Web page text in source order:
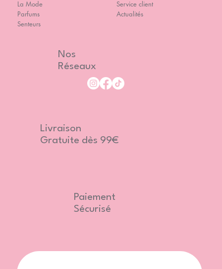
La Mode
Parfums
Senteurs
Service client
Actualités
Nos
Réseaux
Livraison
Gratuite dès 99€
Paiement
Sécurisé